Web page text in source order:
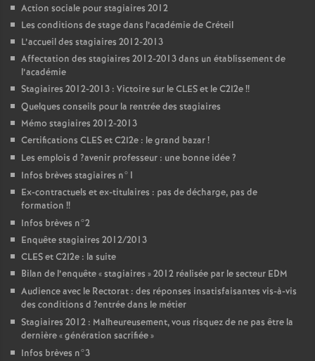
Action sociale pour stagiaires 2012
Les conditions de stage dans l’académie de Créteil
L’accueil des stagiaires 2012-2013
Affectation des stagiaires 2012-2013 dans un établissement de
l’académie
Stagiaires 2012-2013 : Victoire sur leCLESet le C2I2e!!
Quelques conseils pour la rentrée des stagiaires
Mémo stagiaires 2012-2013
Certifications CLESet C2I2e : le grand bazar!
Les emplois d ?avenir professeur : une bonne idée?
Infos brèves stagiaires n°1
Ex-contractuels et ex-titulaires : pas de décharge, pas de
formation !!
Infos brèves n°2
Enquête stagiaires 2012/2013
CLESet C2I2e : la suite
Bilan de l’enquête «stagiaires » 2012 réalisée par le secteur EDM
Audience avec le Rectorat : des réponses insatisfaisantes vis-à-vis
des conditions d ?entrée dans le métier
Stagiaires 2012 : Malheureusement, vous risquez de ne pas être la
dernière «génération sacrifiée»
Infos brèves n°3